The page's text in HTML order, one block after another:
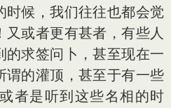
时候，我们往往也都会觉
或者更有甚者，有些人
的求签问卜，甚至现在一
谓的灌顶，甚至于有一些
者是听到这些名相的时